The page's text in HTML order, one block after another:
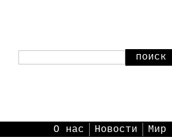
поиск
О нас Новости Мир